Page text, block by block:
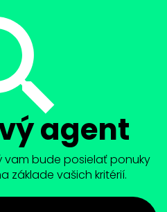
agent
vam bude posielať ponuky
základe vašich kritérií.